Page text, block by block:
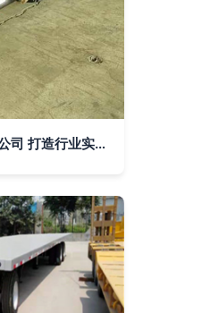
山东梁山正阳挂车配件有限责任公司 打造行业实力挂车配件